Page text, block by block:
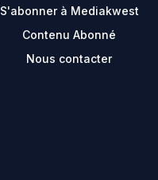
S'abonner à Mediakwest
Contenu Abonné
Nous contacter